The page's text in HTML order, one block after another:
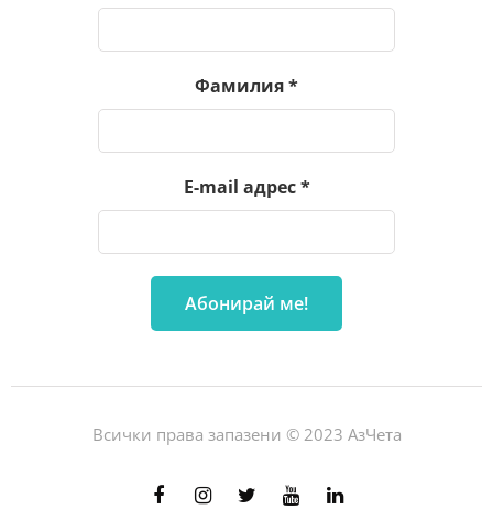
Фамилия*
E-mail адрес*
Всички права запазени © 2023 АзЧета